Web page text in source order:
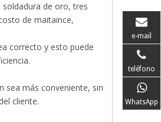
soldadura de oro, tres
de maitaince,
correcto y esto puede
sea más conveniente, sin
cliente.
e-mail
teléfono
WhatsApp